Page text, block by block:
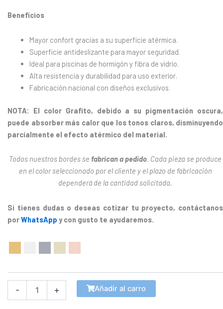
Beneficios
Mayor confort gracias a su superficie atérmica.
Superficie antideslizante para mayor seguridad.
Ideal para piscinas de hormigón y fibra de vidrio.
Alta resistencia y durabilidad para uso exterior.
Fabricación nacional con diseños exclusivos.
NOTA: El color Grafito, debido a su pigmentación oscura,
puede absorber más calor que los tonos claros, disminuyendo
parcialmente el efecto atérmico del material.
Todos nuestros bordes se fabrican a pedido. Cada pieza se produce
en el color seleccionado por el cliente y el plazo de fabricación
dependerá de la cantidad solicitada.
Si tienes dudas o deseas cotizar tu proyecto, contáctanos
porWhatsApp y con gusto te ayudaremos.
-
Borde
Curvo
Recta
50x50cm
cantidad
+ Añadir al carro